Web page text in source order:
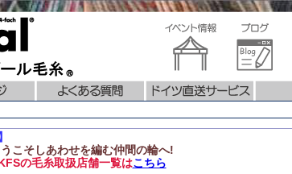
うこそしあわせを編む仲間の輪へ!
の毛糸取扱店舗一覧はこちら